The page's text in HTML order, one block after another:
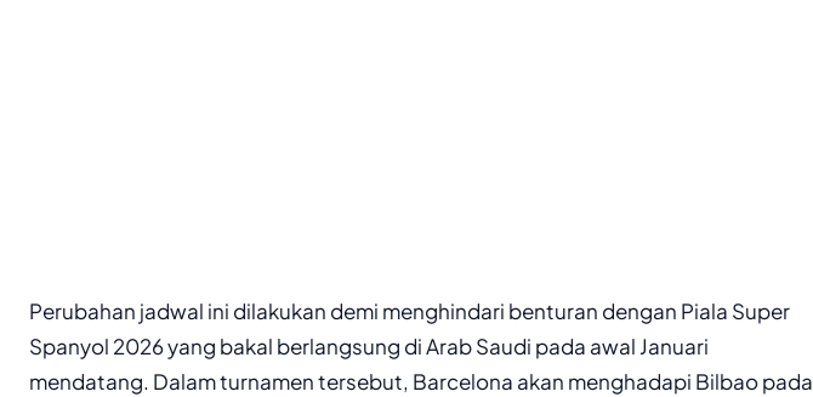
Perubahan jadwal ini dilakukan demi menghindari benturan dengan Piala Super
Spanyol 2026 yang bakal berlangsung di Arab Saudi pada awal Januari
mendatang. Dalam turnamen tersebut, Barcelona akan menghadapi Bilbao pada